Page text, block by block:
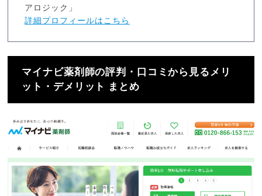
アロジック」
詳細プロフィールはこちら
マイナビ薬剤師の評判・口コミから見るメリ
ット・デメリット まとめ